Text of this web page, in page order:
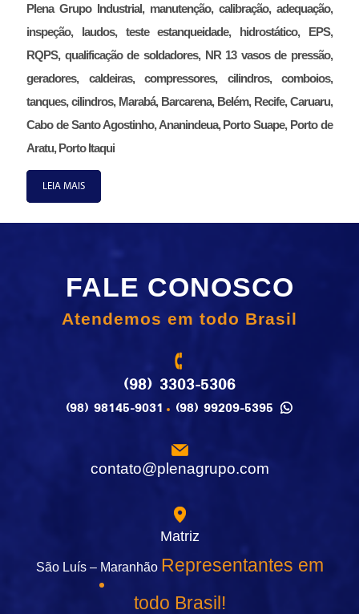
Plena Grupo Industrial, manutenção, calibração, adequação,
inspeção, laudos, teste estanqueidade, hidrostático, EPS,
RQPS, qualificação de soldadores, NR 13 vasos de pressão,
geradores, caldeiras, compressores, cilindros, comboios,
tanques, cilindros, Marabá, Barcarena, Belém, Recife, Caruaru,
Cabo de Santo Agostinho, Ananindeua, Porto Suape, Porto de
Aratu, Porto Itaqui
LEIA MAIS
FALE CONOSCO
Atendemos em todo Brasil
(98) 3303-5306
(98) 98145-9031 (98) 99209-5395
contato@plenagrupo.com
Matriz
São Luís – Maranhão Representantes em
todo Brasil!